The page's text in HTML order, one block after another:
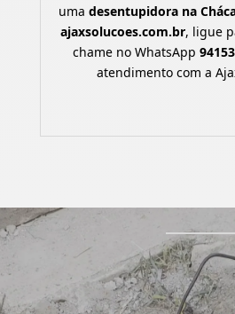
umadesentupidora na
ajaxsolucoes.com.br, ligue
chame no WhatsApp
atendimento com a